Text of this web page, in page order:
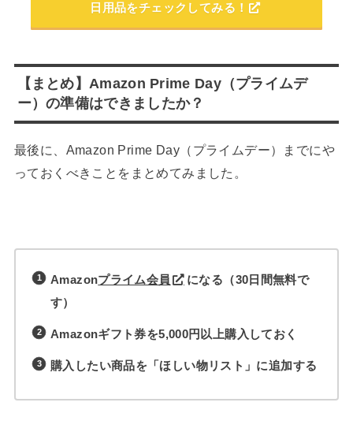
日用品をチェックしてみる！
【まとめ】Amazon Prime Day（プライムデ
ー）の準備はできましたか？
最後に、Amazon Prime Day（プライムデー）までにや
っておくべきことをまとめてみました。
Amazonプライム会員
になる（30日間無料で
す）
Amazonギフト券を5,000円以上購入しておく
購入したい商品を「ほしい物リスト」に追加する